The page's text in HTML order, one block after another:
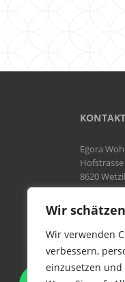
Wir
Wir verwenden
verbessern,
einzusetzen
KONTAKT
Egora
8620
Natel:
Tel:044
Mail:
WIR